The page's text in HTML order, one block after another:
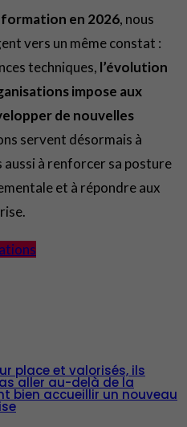
en 2026, nous
vers un même constat :
techniques, l’évolution
impose aux
de nouvelles
servent désormais à
à renforcer sa posture
et à répondre aux
place et valorisés, ils
aller au-delà de la
bien accueillir un nouveau